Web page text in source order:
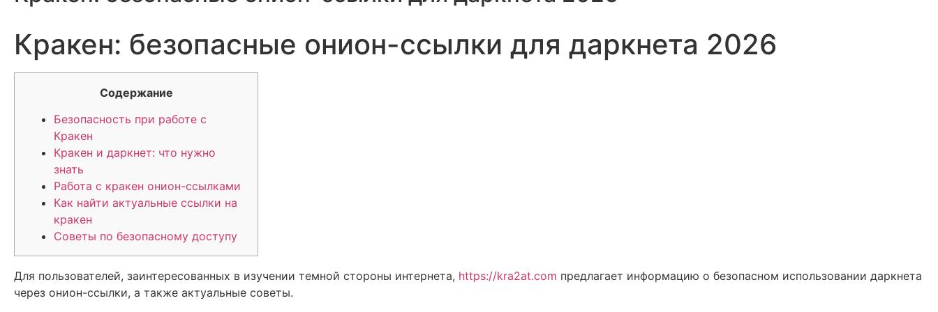
Кракен: безопасные онион-ссылки для даркнета 2026
Содержание
Безопасность при работе с
Кракен
Кракен и даркнет: что нужно
знать
Работа с кракен онион-ссылками
Как найти актуальные ссылки на
кракен
Советы по безопасному доступу
Для пользователей, заинтересованных в изучении темной стороны интернета, https://kra2at.com предлагает информацию о безопасном использовании даркнета
через онион-ссылки, а также актуальные советы.